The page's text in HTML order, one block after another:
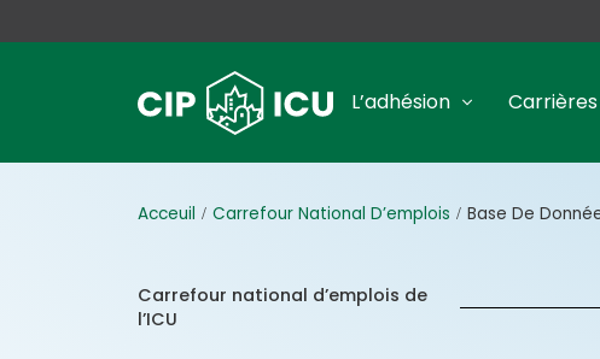
L’adhésion Carrières
Acceuil Carrefour National D’emplois Base De
Carrefour national d’emplois de
l’ICU